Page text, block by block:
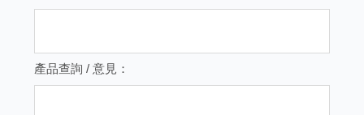
產品查詢 / 意見：